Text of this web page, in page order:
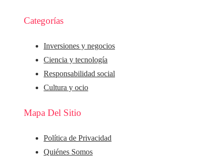
Categorías
Inversiones y negocios
Ciencia y tecnología
Responsabilidad social
Cultura y ocio
Mapa Del Sitio
Política de Privacidad
Quiénes Somos